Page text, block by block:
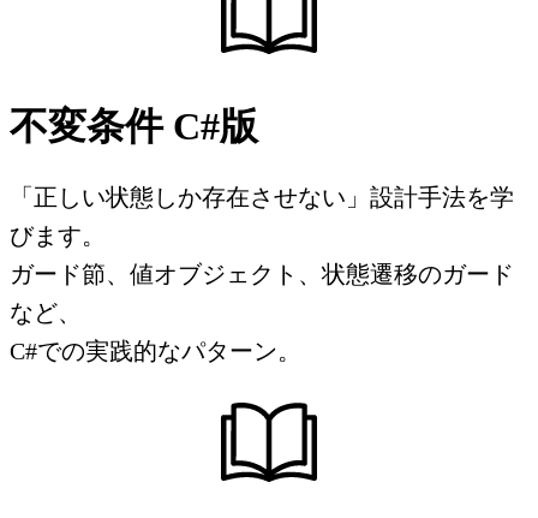
不変条件 C#版
「正しい状態しか存在させない」設計手法を学
びます。
ガード節、値オブジェクト、状態遷移のガード
など、
C#での実践的なパターン。